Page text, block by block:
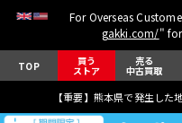
For Overseas
gakki.com/"
TOP 買う
ストア
売る
中古買取
【重要】熊本県で発生し